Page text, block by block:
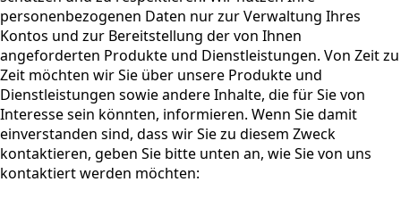
personenbezogenen Daten nur zur Verwaltung Ihres
Kontos und zur Bereitstellung der von Ihnen
angeforderten Produkte und Dienstleistungen. Von Zeit zu
Zeit möchten wir Sie über unsere Produkte und
Dienstleistungen sowie andere Inhalte, die für Sie von
Interesse sein könnten, informieren. Wenn Sie damit
einverstanden sind, dass wir Sie zu diesem Zweck
kontaktieren, geben Sie bitte unten an, wie Sie von uns
kontaktiert werden möchten: